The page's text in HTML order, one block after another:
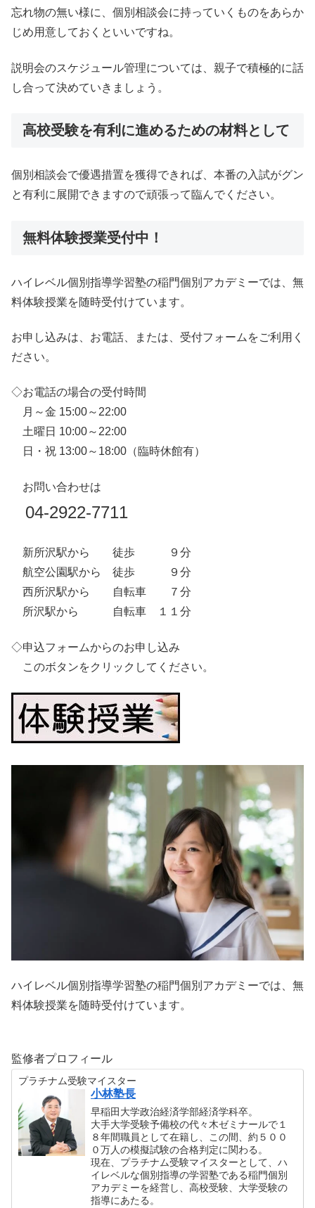
忘れ物の無い様に、個別相談会に持っていくものをあらか
じめ用意しておくといいですね。
説明会のスケジュール管理については、親子で積極的に話
し合って決めていきましょう。
高校受験を有利に進めるための材料として
個別相談会で優遇措置を獲得できれば、本番の入試がグン
と有利に展開できますので頑張って臨んでください。
無料体験授業受付中！
ハイレベル個別指導学習塾の稲門個別アカデミーでは、無
料体験授業を随時受付けています。
お申し込みは、お電話、または、受付フォームをご利用く
ださい。
◇お電話の場合の受付時間
月～金 15:00～22:00
土曜日 10:00～22:00
日・祝 13:00～18:00（臨時休館有）
お問い合わせは
04-2922-7711
新所沢駅から 徒歩 ９分
航空公園駅から 徒歩 ９分
西所沢駅から 自転車 ７分
所沢駅から 自転車 １１分
◇申込フォームからのお申し込み
このボタンをクリックしてください。
ハイレベル個別指導学習塾の稲門個別アカデミーでは、無
料体験授業を随時受付けています。
監修者プロフィール
プラチナム受験マイスター
小林塾長
早稲田大学政治経済学部経済学科卒。
大手大学受験予備校の代々木ゼミナールで１
８年間職員として在籍し、この間、約５００
０万人の模擬試験の合格判定に関わる。
現在、プラチナム受験マイスターとして、ハ
イレベルな個別指導の学習塾である稲門個別
アカデミーを経営し、高校受験、大学受験の
指導にあたる。